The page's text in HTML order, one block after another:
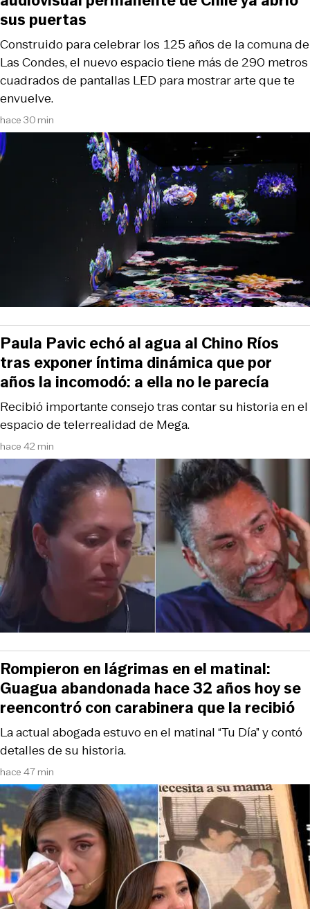
hace 30 min
Construido para celebrar los 125 años de la comuna de
Las Condes, el nuevo espacio tiene más de 290 metros
cuadrados de pantallas LED para mostrar arte que te
envuelve.
sus puertas
hace 42 min
Recibió importante consejo tras contar su historia en el
espacio de telerrealidad de Mega.
Paula Pavic echó al agua al Chino Ríos
tras exponer íntima dinámica que por
años la incomodó: a ella no le parecía
hace 47 min
La actual abogada estuvo en el matinal “Tu Día” y contó
detalles de su historia.
Rompieron en lágrimas en el matinal:
Guagua abandonada hace 32 años hoy se
reencontró con carabinera que la recibió